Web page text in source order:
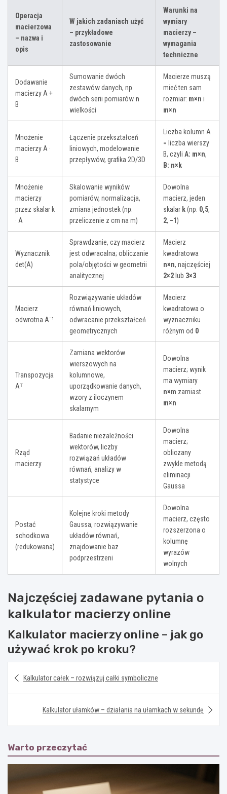
Operacja
macierzowa
– nazwa i
opis
W jakich zadaniach użyć
– przykładowe
zastosowanie
Warunki na
wymiary
macierzy –
wymagania
techniczne
Dodawanie
macierzy A +
B
Sumowanie dwóch
zestawów danych, np.
dwóch serii pomiarów n
wielkości
Macierze muszą
mieć ten sam
rozmiar: m×n i
m×n
Mnożenie
macierzy A ·
B
Łączenie przekształceń
liniowych, modelowanie
przepływów, grafika 2D/3D
Liczba kolumn A
= liczba wierszy
B, czyli A: m×n,
B: n×k
Mnożenie
macierzy
przez skalar k
· A
Skalowanie wyników
pomiarów, normalizacja,
zmiana jednostek (np.
przeliczenie z cm na m)
Dowolna
macierz, jeden
skalar k(np. 0,5,
2, −1)
Wyznacznik
det(A)
Sprawdzanie, czy macierz
jest odwracalna; obliczanie
pola/objętości w geometrii
analitycznej
Macierz
kwadratowa
n×n, najczęściej
2×2 lub 3×3
Macierz
odwrotna A⁻¹
Rozwiązywanie układów
równań liniowych,
odwracanie przekształceń
geometrycznych
Macierz
kwadratowa o
wyznaczniku
różnym od 0
Transpozycja
Aᵀ
Zamiana wektorów
wierszowych na
kolumnowe,
uporządkowanie danych,
wzory z iloczynem
skalarnym
Dowolna
macierz; wynik
ma wymiary
n×m zamiast
m×n
Rząd
macierzy
Badanie niezależności
wektorów, liczby
rozwiązań układów
równań, analizy w
statystyce
Dowolna
macierz;
obliczany
zwykle metodą
eliminacji
Gaussa
Postać
schodkowa
(redukowana)
Kolejne kroki metody
Gaussa, rozwiązywanie
układów równań,
znajdowanie baz
podprzestrzeni
Dowolna
macierz, często
rozszerzona o
kolumnę
wyrazów
wolnych
Najczęściej zadawane pytania o
kalkulator macierzy online
Kalkulator macierzy online – jak go
używać krok po kroku?
wpisu
Kalkulator całek – rozwiązuj całki symboliczne
Kalkulator ułamków – działania na ułamkach w sekundę
Warto przeczytać